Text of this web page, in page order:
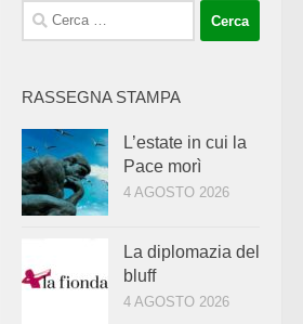
Ricerca
per:
RASSEGNA STAMPA
L’estate in cui la
Pace morì
4 AGOSTO 2026
La diplomazia del
bluff
4 AGOSTO 2026